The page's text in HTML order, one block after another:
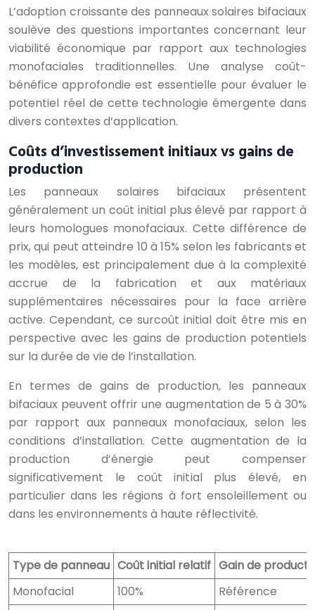
L’adoption croissante des panneaux solaires bifaciaux
soulève des questions importantes concernant leur
viabilité économique par rapport aux technologies
monofaciales traditionnelles. Une analyse coût-
bénéfice approfondie est essentielle pour évaluer le
potentiel réel de cette technologie émergente dans
divers contextes d’application.
Coûts d’investissement initiaux vs gains de
production
Les panneaux solaires bifaciaux présentent
généralement un coût initial plus élevé par rapport à
leurs homologues monofaciaux. Cette différence de
prix, qui peut atteindre 10 à 15% selon les fabricants et
les modèles, est principalement due à la complexité
accrue de la fabrication et aux matériaux
supplémentaires nécessaires pour la face arrière
active. Cependant, ce surcoût initial doit être mis en
perspective avec les gains de production potentiels
sur la durée de vie de l’installation.
En termes de gains de production, les panneaux
bifaciaux peuvent offrir une augmentation de 5 à 30%
par rapport aux panneaux monofaciaux, selon les
conditions d’installation. Cette augmentation de la
production d’énergie peut compenser
significativement le coût initial plus élevé, en
particulier dans les régions à fort ensoleillement ou
dans les environnements à haute réflectivité.
Type de panneau Coût initial relatif Gain de
Monofacial
100%
Référence